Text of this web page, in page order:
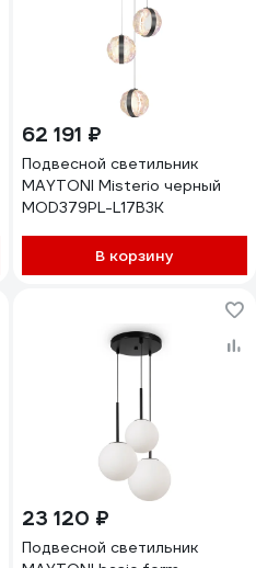
62 191 ₽
Подвесной светильник
MAYTONI Misterio черный
MOD379PL-L17B3K
В корзину
23 120 ₽
Подвесной светильник